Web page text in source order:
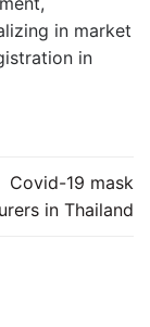
in market
in
Covid-19 mask
in Thailand